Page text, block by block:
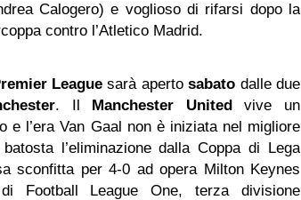
Calogero) e voglioso di rifarsi dopo la
contro l’Atletico Madrid.
League sarà apertosabato dalle due
. Il Manchester Unitedvive un
e l’era Van Gaal non è iniziata nel migliore
l’eliminazione dalla Coppa di Lega
sconfitta per 4-0 ad opera Milton Keynes
Football League One, terza divisione